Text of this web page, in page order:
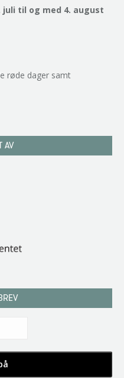
til og med 4. august
røde dager samt
AV